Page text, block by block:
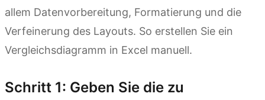
allem Datenvorbereitung, Formatierung und die
Verfeinerung des Layouts. So erstellen Sie ein
Vergleichsdiagramm in Excel manuell.
Schritt 1: Geben Sie die zu